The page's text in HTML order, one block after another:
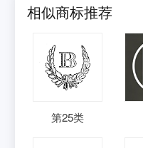
相似商标推荐
第25类